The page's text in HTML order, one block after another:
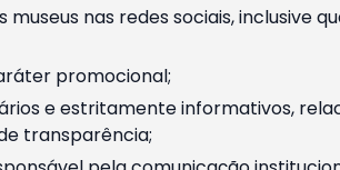
nas redes sociais, inclusive
promocional;
e estritamente informativos,
transparência;